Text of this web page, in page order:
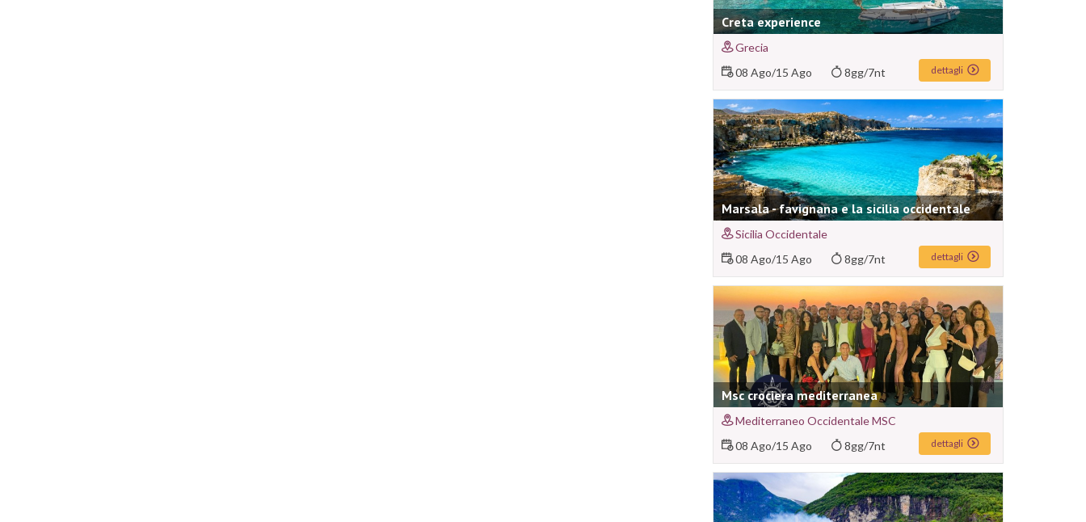
Creta experience
Grecia
08 Ago/15 Ago 8gg/7nt dettagli
Marsala - favignana e la sicilia occidentale
Sicilia Occidentale
08 Ago/15 Ago 8gg/7nt dettagli
Msc crociera mediterranea
Mediterraneo Occidentale MSC
08 Ago/15 Ago 8gg/7nt dettagli